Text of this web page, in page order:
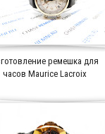
ремешка для
часов Maurice Lacroix